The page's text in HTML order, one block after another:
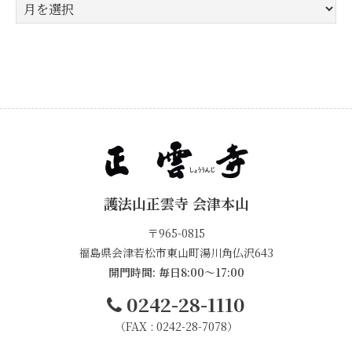
ー
護法山正雲寺 会津本山
〒965-0815
福島県会津若松市東山町湯川角仏沢643
開門時間: 毎日8:00～17:00
0242-28-1110
（FAX : 0242-28-7078）